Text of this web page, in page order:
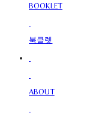
BOOKLET
북클렛
ABOUT